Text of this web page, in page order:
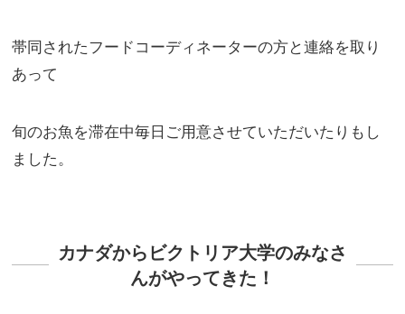
帯同されたフードコーディネーターの方と連絡を取り
あって
旬のお魚を滞在中毎日ご用意させていただいたりもし
ました。
カナダからビクトリア大学のみなさ
んがやってきた！